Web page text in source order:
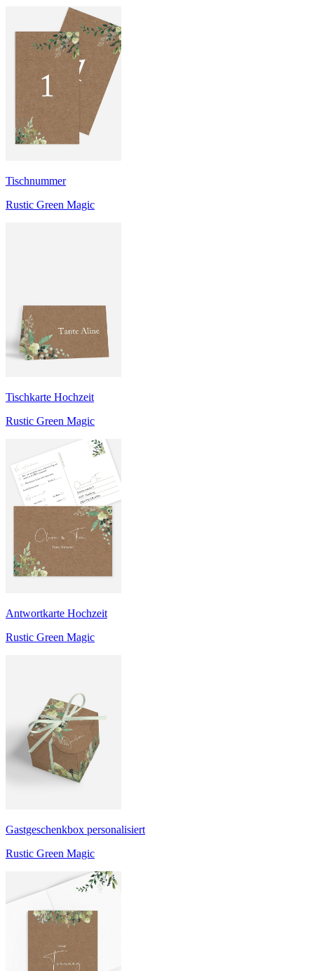
Tischnummer
Rustic Green Magic
Tischkarte Hochzeit
Rustic Green Magic
Antwortkarte Hochzeit
Rustic Green Magic
Gastgeschenkbox personalisiert
Rustic Green Magic